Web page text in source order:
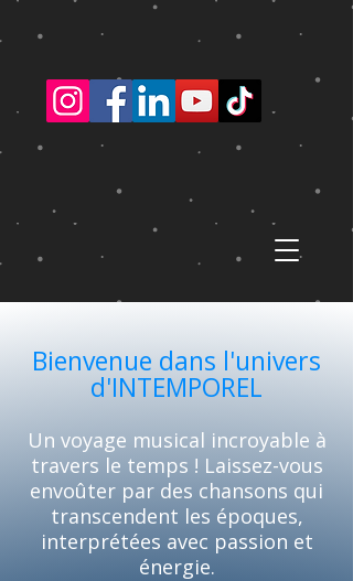
MENU
Bienvenue dans l'univers
d'INTEMPOREL
Un voyage musical incroyable à
travers le temps ! Laissez-vous
envoûter par des chansons qui
transcendent les époques,
interprétées avec passion et
énergie.